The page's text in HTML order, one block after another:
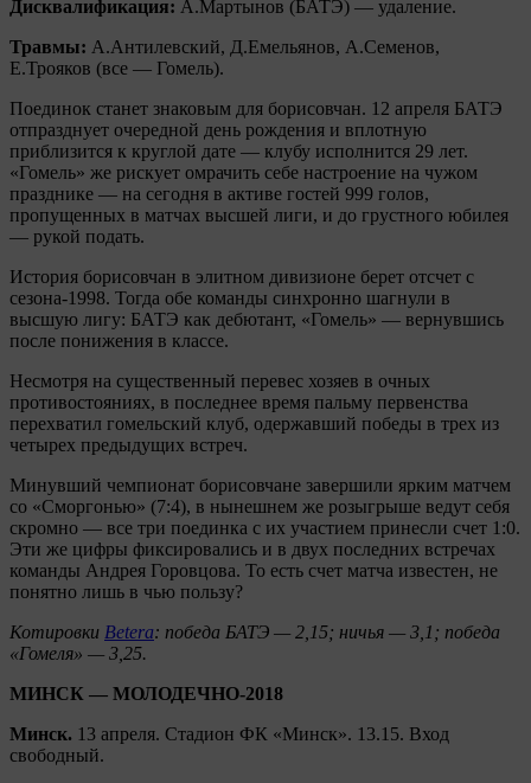
Дисквалификация: А.Мартынов (БАТЭ) — удаление.
Травмы: А.Антилевский, Д.Емельянов, А.Семенов,
Е.Трояков (все — Гомель).
Поединок станет знаковым для борисовчан. 12 апреля БАТЭ
отпразднует очередной день рождения и вплотную
приблизится к круглой дате — клубу исполнится 29 лет.
«Гомель» же рискует омрачить себе настроение на чужом
празднике — на сегодня в активе гостей 999 голов,
пропущенных в матчах высшей лиги, и до грустного юбилея
— рукой подать.
История борисовчан в элитном дивизионе берет отсчет с
сезона-1998. Тогда обе команды синхронно шагнули в
высшую лигу: БАТЭ как дебютант, «Гомель» — вернувшись
после понижения в классе.
Несмотря на существенный перевес хозяев в очных
противостояниях, в последнее время пальму первенства
перехватил гомельский клуб, одержавший победы в трех из
четырех предыдущих встреч.
Минувший чемпионат борисовчане завершили ярким матчем
со «Сморгонью» (7:4), в нынешнем же розыгрыше ведут себя
скромно — все три поединка с их участием принесли счет 1:0.
Эти же цифры фиксировались и в двух последних встречах
команды Андрея Горовцова. То есть счет матча известен, не
понятно лишь в чью пользу?
Котировки Betera: победа БАТЭ — 2,15; ничья — 3,1; победа
«Гомеля» — 3,25.
МИНСК — МОЛОДЕЧНО-2018
Минск. 13 апреля. Стадион ФК «Минск». 13.15. Вход
свободный.